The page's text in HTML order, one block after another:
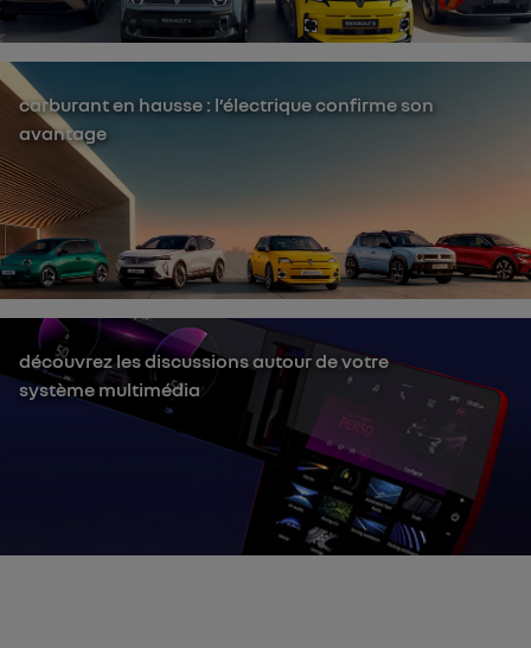
carburant en hausse : l’électrique confirme son
avantage
découvrez les discussions autour de votre
système multimédia